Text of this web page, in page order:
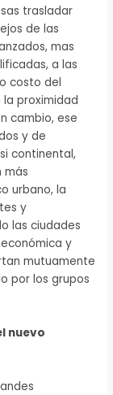
trasladar
de las
mas
a las
costo del
proximidad
cambio, ese
y de
continental,
más
urbano, la
y
las ciudades
y
mutuamente
por los grupos
nuevo